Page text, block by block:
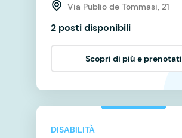
Via Publio de Tommasi, 21
2 posti disponibili
Scopri di più e prenotati
DISABILITÀ